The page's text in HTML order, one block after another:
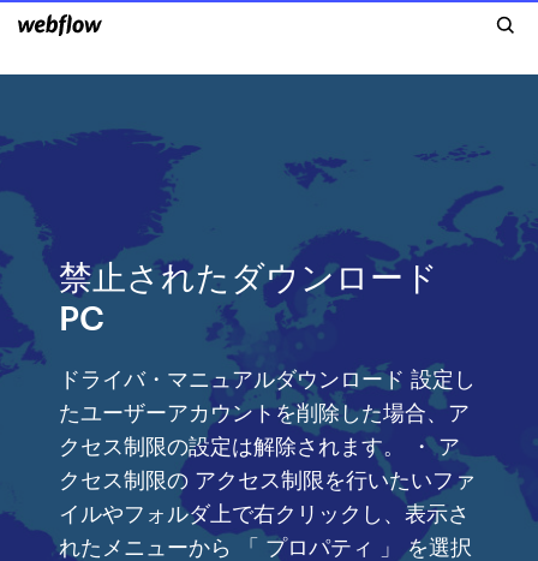
禁止されたダウンロード
PC
ドライバ・マニュアルダウンロード 設定し
たユーザーアカウントを削除した場合、ア
クセス制限の設定は解除されます。 ・ ア
クセス制限の アクセス制限を行いたいファ
イルやフォルダ上で右クリックし、表示さ
れたメニューから 「 プロパティ 」 を選択